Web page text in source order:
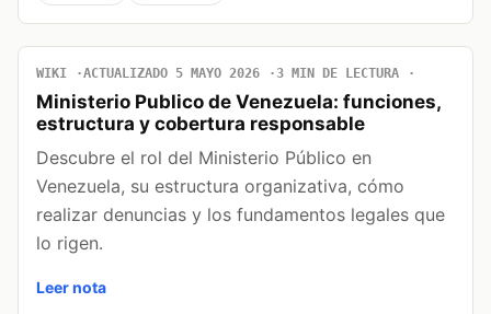
WIKI ACTUALIZADO 5 MAYO 2026 3 MIN DE LECTURA
Ministerio Publico de Venezuela: funciones,
estructura y cobertura responsable
Descubre el rol del Ministerio Público en
Venezuela, su estructura organizativa, cómo
realizar denuncias y los fundamentos legales que
lo rigen.
Leer nota